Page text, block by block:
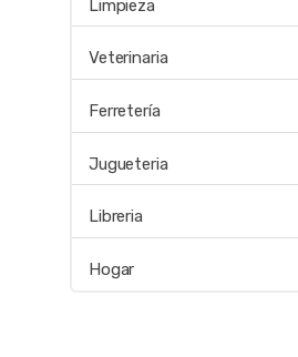
Limpieza
Veterinaria
Ferretería
Jugueteria
Libreria
Hogar